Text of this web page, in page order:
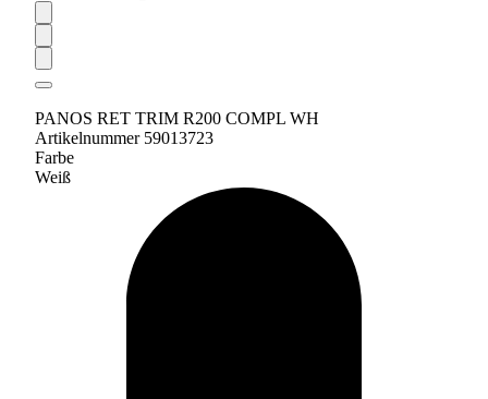
PANOS RET TRIM R200 COMPL WH
Artikelnummer 59013723
Farbe
Weiß